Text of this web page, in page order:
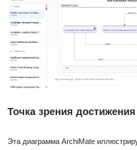
Точка зрения
Эта диаграмма ArchiMate